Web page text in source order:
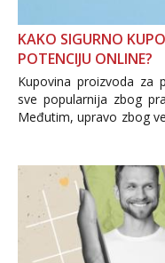
KAKO SIGURNO
POTENCIJU ONLINE?
Kupovina proizvoda za
sve popularnija zbog
Međutim, upravo zbog
i brojni krivotvoreni